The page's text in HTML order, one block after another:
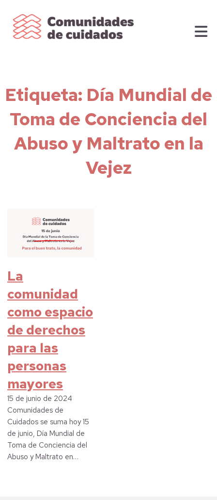
Etiqueta: Día Mundial de
Toma de Conciencia del
Abuso y Maltrato en la
Vejez
La
comunidad
como espacio
de derechos
para las
personas
mayores
15 de junio de 2024
Comunidades de
Cuidados se suma hoy 15
de junio, Día Mundial de
Toma de Conciencia del
Abuso y Maltrato en…